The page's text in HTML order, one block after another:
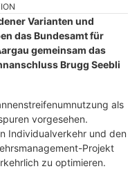
Varianten und
das Bundesamt für
gemeinsam das
Brugg Seebli
als
vorgesehen.
Individualverkehr und den
Projekt
zu optimieren.